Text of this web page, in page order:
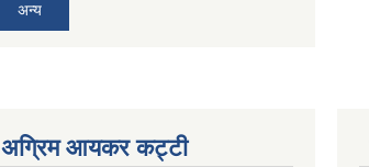
अन्य
अग्रिम आयकर कट्टी